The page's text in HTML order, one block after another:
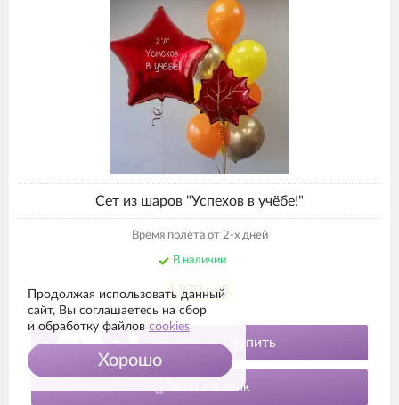
Сет из шаров "Успехов в учёбе!"
Время полёта от 2-х дней
В наличии
4 970 руб.
- + Купить
Заказ в 1 клик
Продолжая использовать данный
сайт, Вы соглашаетесь на сбор
и обработку файлов cookies
Хорошо